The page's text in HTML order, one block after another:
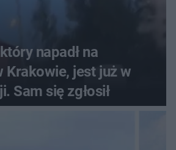
napadł na
Krakowie, jest już w
Sam się zgłosił